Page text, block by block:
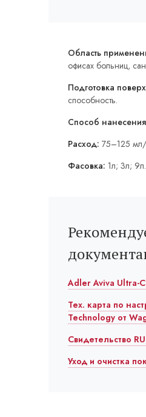
Область
офисах больниц,
Подготовка
способность.
Способ
Расход: 75–125
Фасовка: 1л; 3л; 9л.
Adler Aviva Ultra-
Тех. карта по
Technology от
Свидетельство
Уход и очистка